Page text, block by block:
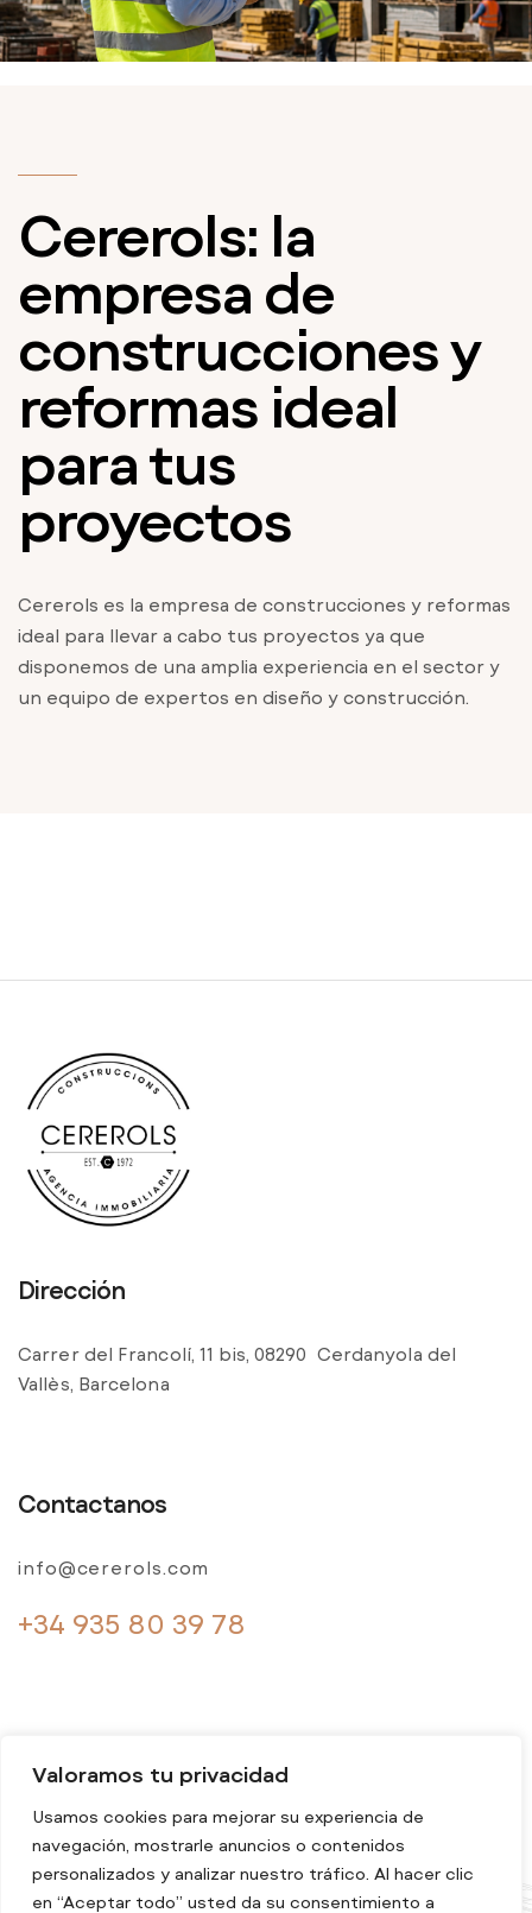
Valoramos tu privacidad
Usamos cookies para mejorar su experiencia de
navegación, mostrarle anuncios o contenidos
personalizados y analizar nuestro tráfico. Al hacer clic
en “Aceptar todo” usted da su consentimiento a
Cererols: la
empresa de
construcciones y
reformas ideal
para tus
proyectos
Cererols es la empresa de construcciones y reformas
ideal para llevar a cabo tus proyectos ya que
disponemos de una amplia experiencia en el sector y
un equipo de expertos en diseño y construcción.
Dirección
Carrer del Francolí, 11 bis, 08290 Cerdanyola del
Vallès, Barcelona
Contactanos
info@cererols.com
+34 935 80 39 78
© 2024 Cererols. Todos los derechos reservados